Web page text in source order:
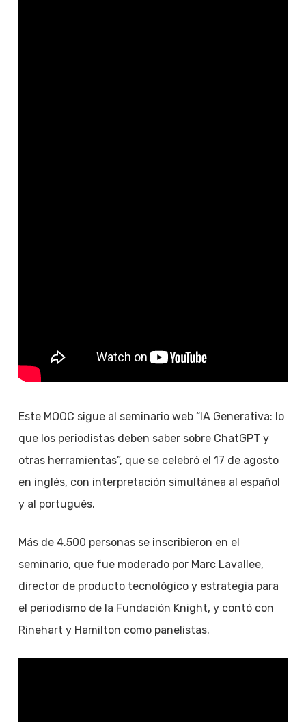
Este MOOC sigue al seminario web “IA Generativa: lo
que los periodistas deben saber sobre ChatGPT y
otras herramientas”, que se celebró el 17 de agosto
en inglés, con interpretación simultánea al español
y al portugués.
Más de 4.500 personas se inscribieron en el
seminario, que fue moderado por Marc Lavallee,
director de producto tecnológico y estrategia para
el periodismo de la Fundación Knight, y contó con
Rinehart y Hamilton como panelistas.